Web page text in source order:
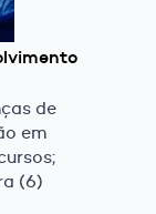
de
em
(6)